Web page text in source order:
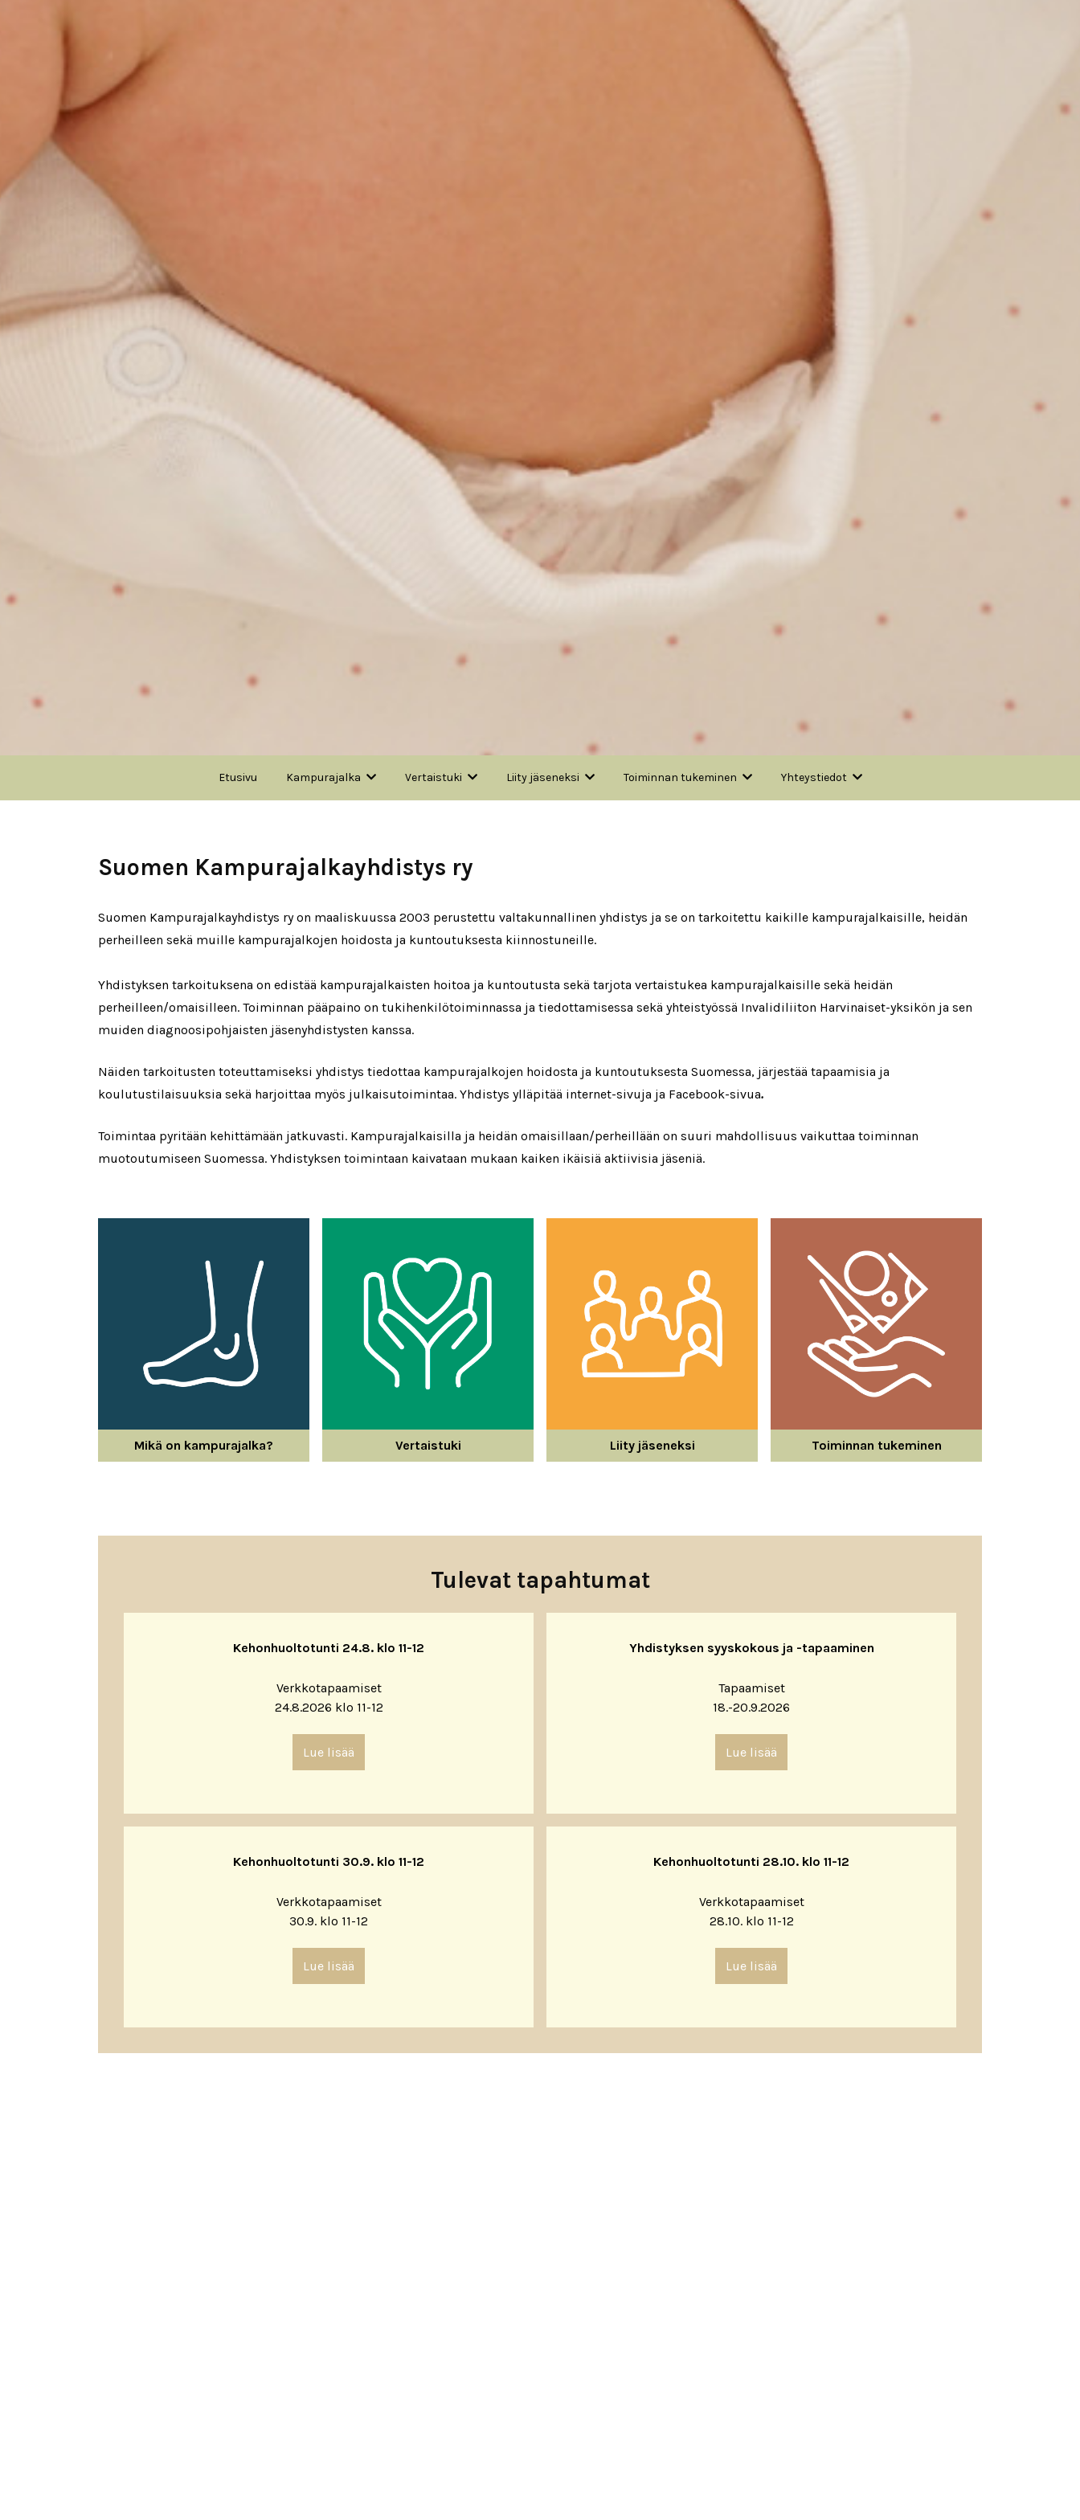
Etusivu Kampurajalka Vertaistuki Liity jäseneksi Toiminnan tukeminen Yhteystiedot
Suomen Kampurajalkayhdistys ry
Suomen Kampurajalkayhdistys ry on maaliskuussa 2003 perustettu valtakunnallinen yhdistys ja se on tarkoitettu kaikille kampurajalkaisille, heidän
perheilleen sekä muille kampurajalkojen hoidosta ja kuntoutuksesta kiinnostuneille.
Yhdistyksen tarkoituksena on edistää kampurajalkaisten hoitoa ja kuntoutusta sekä tarjota vertaistukea kampurajalkaisille sekä heidän
perheilleen/omaisilleen. Toiminnan pääpaino on tukihenkilötoiminnassa ja tiedottamisessa sekä yhteistyössä Invalidiliiton Harvinaiset-yksikön ja sen
muiden diagnoosipohjaisten jäsenyhdistysten kanssa.
Näiden tarkoitusten toteuttamiseksi yhdistys tiedottaa kampurajalkojen hoidosta ja kuntoutuksesta Suomessa, järjestää tapaamisia ja
koulutustilaisuuksia sekä harjoittaa myös julkaisutoimintaa. Yhdistys ylläpitää internet-sivuja ja Facebook-sivua.
Toimintaa pyritään kehittämään jatkuvasti. Kampurajalkaisilla ja heidän omaisillaan/perheillään on suuri mahdollisuus vaikuttaa toiminnan
muotoutumiseen Suomessa. Yhdistyksen toimintaan kaivataan mukaan kaiken ikäisiä aktiivisia jäseniä.
Mikä on kampurajalka? Vertaistuki Liity jäseneksi Toiminnan tukeminen
Tulevat tapahtumat
Kehonhuoltotunti 24.8. klo 11-12
Verkkotapaamiset
24.8.2026 klo 11-12
Lue lisää
Yhdistyksen syyskokous ja -tapaaminen
Tapaamiset
18.-20.9.2026
Lue lisää
Kehonhuoltotunti 30.9. klo 11-12
Verkkotapaamiset
30.9. klo 11-12
Lue lisää
Kehonhuoltotunti 28.10. klo 11-12
Verkkotapaamiset
28.10. klo 11-12
Lue lisää